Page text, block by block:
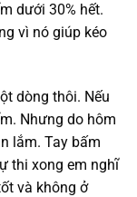
dưới 30% hết.
vì nó giúp kéo
dòng thôi. Nếu
Nhưng do hôm
lắm. Tay bấm
thi xong em nghĩ
và không ở